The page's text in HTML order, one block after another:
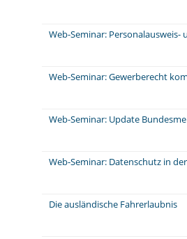
Web-Seminar: Personalausweis-
Web-Seminar: Gewerberecht
Web-Seminar: Update
Web-Seminar: Datenschutz in
Die ausländische Fahrerlaubnis